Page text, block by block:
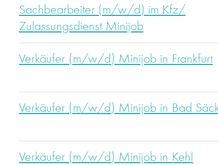
Sachbearbeiter (m/w/d) im Kfz/
Zulassungsdienst Minijob
Verkäufer (m/w/d) Minijob in Frankfurt
Verkäufer (m/w/d) Minijob in Bad
Verkäufer (m/w/d) Minijob in Kehl